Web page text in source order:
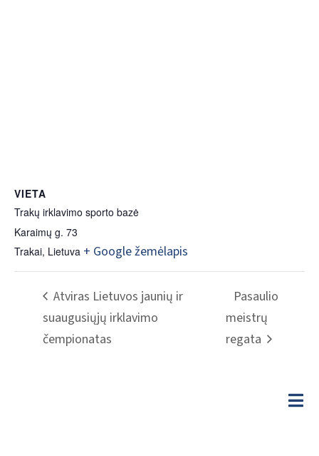
VIETA
Trakų irklavimo sporto bazė
Karaimų g. 73
Trakai, Lietuva + Google žemėlapis
Atviras Lietuvos jaunių ir
suaugusiųjų irklavimo
čempionatas
Pasaulio
meistrų
regata